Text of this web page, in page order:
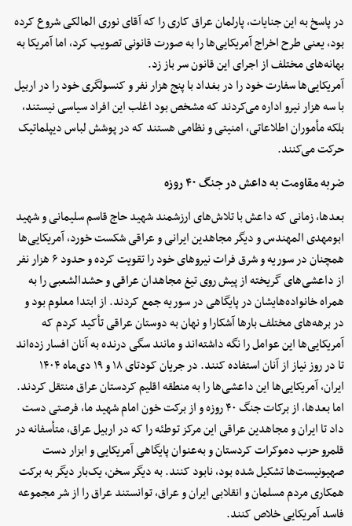
در پاسخ به این جنایات، پارلمان عراق کاری را که آقای نوری المالکی شروع کرده
بود، یعنی طرح اخراج آمریکایی‌ها را به‌ صورت قانونی تصویب کرد، اما آمریکا به
بهانه‌های مختلف از اجرای این قانون سر باز زد.
آمریکایی‌ها سفارت خود را در بغداد با پنج هزار نفر و کنسولگری خود را در اربیل
با سه هزار نیرو اداره می‌کردند که مشخص بود اغلب این افراد سیاسی نیستند،
بلکه مأموران اطلاعاتی، امنیتی و نظامی هستند که در پوشش لباس دیپلماتیک
حرکت می‌کنند.
ضربه مقاومت به داعش در جنگ ۴۰ روزه
بعدها، زمانی که داعش با تلاش‌های ارزشمند شهید حاج قاسم سلیمانی و شهید
ابومهدی المهندس و دیگر مجاهدین ایرانی و عراقی شکست خورد، آمریکایی‌ها
همچنان در سوریه و شرق فرات نیروهای خود را تقویت کرده و حدود ۶ هزار نفر
از داعشی‌های گریخته از پیش روی تیغ مجاهدان عراقی و حشدالشعبی را به
همراه خانواده‌هایشان در پایگاهی در سوریه جمع کردند. از ابتدا معلوم بود و
در برهه‌های مختلف بارها آشکارا و نهان به دوستان عراقی تأکید کردم که
آمریکایی‌ها این عوامل را نگه داشته‌اند و مانند سگی درنده به آنان افسار زده‌اند
تا در روز نیاز از آنان استفاده کنند. در جریان کودتای ۱۸ و ۱۹ دی‌ماه ۱۴۰۴
ایران، آمریکایی‌ها این داعشی‌ها را به منطقه اقلیم کردستان عراق منتقل کردند.
اما بعدها، از برکات جنگ ۴۰ روزه و از برکت خون امام شهید ما، فرصتی دست
داد تا ایران و مجاهدین عراقی این مرکز توطئه را که در اربیل عراق، متأسفانه در
قلمرو حزب دموکرات کردستان و به‌عنوان پایگاهی آمریکایی و ابزار دست
صهیونیست‌ها تشکیل شده بود، نابود کنند. به دیگر سخن، یک‌بار دیگر به برکت
همکاری مردم مسلمان و انقلابی ایران و عراق، توانستند عراق را از شر مجموعه
فاسد آمریکایی خلاص کنند.